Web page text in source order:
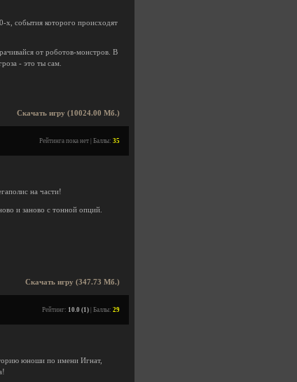
х, события которого происходят
от роботов-монстров. В
- это ты сам.
Скачать игру (10024.00 Мб.)
Рейтинга пока нет | Баллы: 35
на части!
и заново с тонной опций.
Скачать игру (347.73 Мб.)
Рейтинг: 10.0 (1) | Баллы: 29
юноши по имени Игнат,